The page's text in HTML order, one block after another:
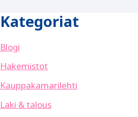
Kategoriat
Blogi
Hakemistot
Kauppakamarilehti
Laki & talous